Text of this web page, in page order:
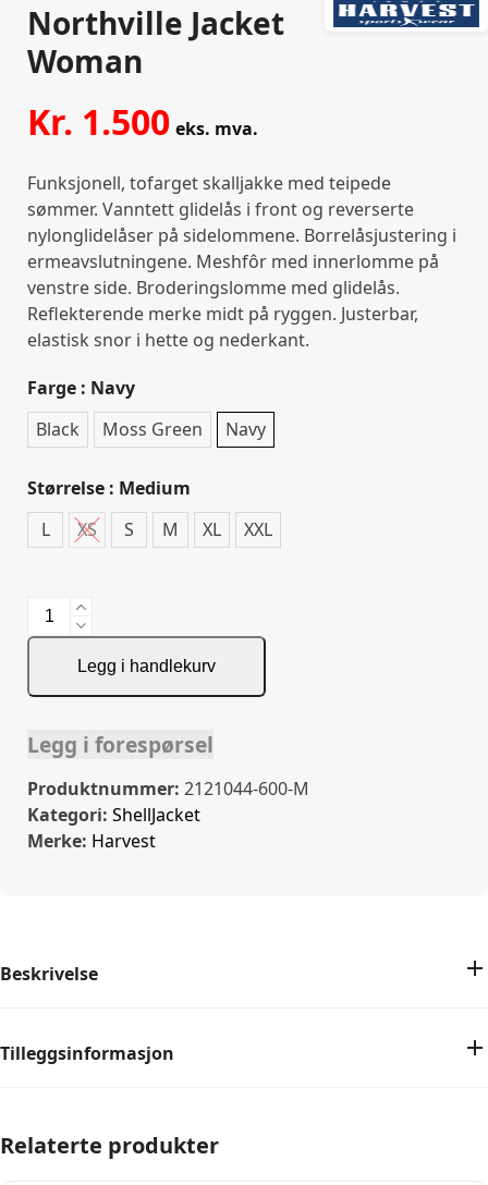
Northville Jacket
Woman
Kr. 1.500 eks. mva.
Funksjonell, tofarget skalljakke med teipede
sømmer. Vanntett glidelås i front og reverserte
nylonglidelåser på sidelommene. Borrelåsjustering i
ermeavslutningene. Meshfôr med innerlomme på
venstre side. Broderingslomme med glidelås.
Reflekterende merke midt på ryggen. Justerbar,
elastisk snor i hette og nederkant.
Farge : Navy
Black
Moss Green Navy
Størrelse : Medium
L
XS S M XL XXL
Northville
Jacket
Woman
antall
Legg i handlekurv
Legg i forespørsel
Produktnummer: 2121044-600-M
Kategori: ShellJacket
Merke: Harvest
Beskrivelse
Tilleggsinformasjon
Relaterte produkter